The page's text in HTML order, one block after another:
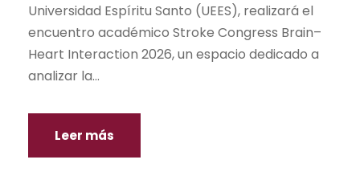
Universidad Espíritu Santo (UEES), realizará el
encuentro académico Stroke Congress Brain–
Heart Interaction 2026, un espacio dedicado a
analizar la...
Leer más